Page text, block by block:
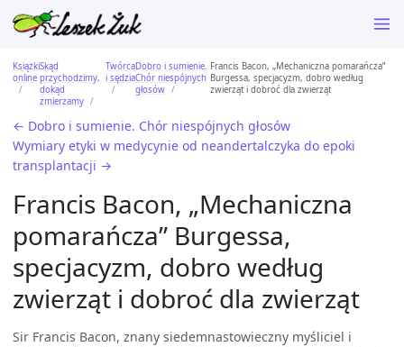
Książki
online
Skąd
przychodzimy,
dokąd
zmierzamy
Twórca
i sędzia
Dobro i sumienie.
Chór niespójnych
głosów
Francis Bacon, „Mechaniczna pomarańcza”
Burgessa, specjacyzm, dobro według
zwierząt i dobroć dla zwierząt
← Dobro i sumienie. Chór niespójnych głosów
Wymiary etyki w medycynie od neandertalczyka do epoki
transplantacji →
Francis Bacon, „Mechaniczna
pomarańcza” Burgessa,
specjacyzm, dobro według
zwierząt i dobroć dla zwierząt
Sir Francis Bacon, znany siedemnastowieczny myśliciel i